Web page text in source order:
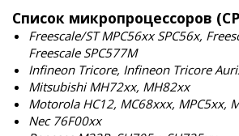
Список микропроцессоров
Freescale/ST MPC56xx SPC56x,
Freescale SPC577M
Infineon Tricore, Infineon Tricore
Mitsubishi MH72xx, MH82xx
Motorola HC12, MC68xxx, MPC5xx,
Nec 76F00xx